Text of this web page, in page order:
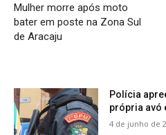
Mulher morre após moto
bater em poste na Zona Sul
de Aracaju
Polícia
própria avó
4 de junho de